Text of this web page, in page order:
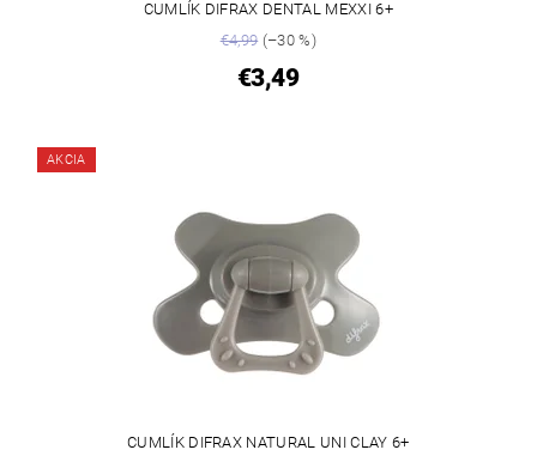
CUMLÍK DIFRAX DENTAL MEXXI 6+
€4,99(–30 %)
€3,49
AKCIA
CUMLÍK DIFRAX NATURAL UNI CLAY 6+